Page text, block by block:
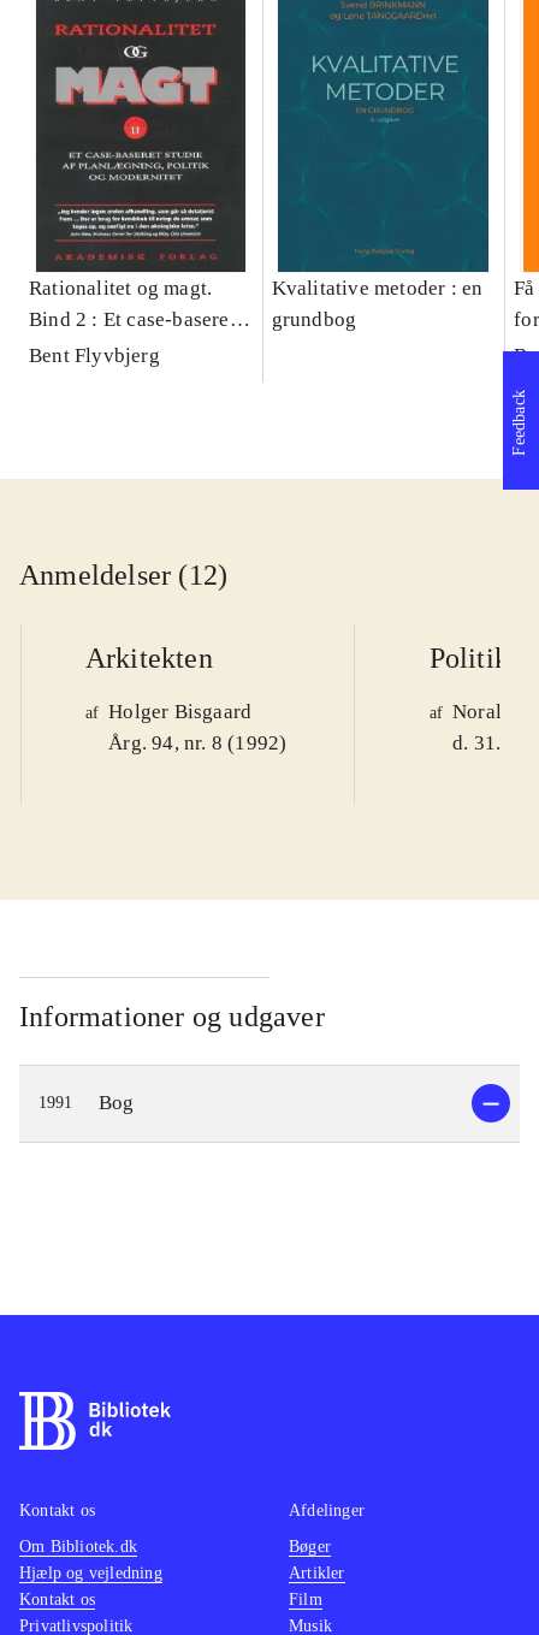
Rationalitet og magt.
Bind 2 : Et case-baseret
studie af planlægning,
Bent Flyvbjerg
Kvalitative metoder : en
grundbog
Anmeldelser (12)
Arkitekten
af Holger Bisgaard
Årg. 94, nr. 8 (1992)
Politiken
af Noralv
d. 31.
Informationer og udgaver
1991 Bog
Feedback
Kontakt os
Om Bibliotek.dk
Hjælp og vejledning
Kontakt os
Privatlivspolitik
Afdelinger
Bøger
Artikler
Film
Musik